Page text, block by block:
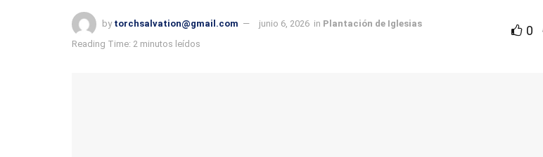
by torchsalvation@gmail.com junio 6, 2026 in Plantación de Iglesias
Reading Time: 2 minutos leídos
0